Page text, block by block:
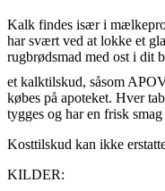
Kalk findes især i
har svært ved at lokke et
rugbrødsmad med ost i dit
et kalktilskud, såsom
købes på apoteket. Hver
tygges og har en frisk
Kosttilskud kan ikke
KILDER: